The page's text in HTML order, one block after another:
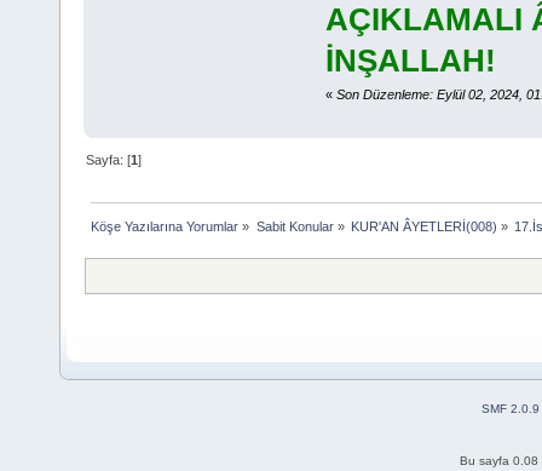
AÇIKLAMALI
İNŞALLAH!
« Son Düzenleme: Eylül 02, 2024,
Sayfa: [1]
Köşe Yazılarına Yorumlar » Sabit Konular» KUR'AN ÂYETLERİ(008) »
SMF 2.0.9
Bu sayfa 0.08